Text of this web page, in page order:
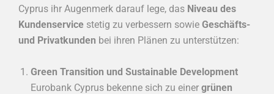
Cyprus ihr Augenmerk darauf lege, das Niveau des
Kundenservice stetig zu verbessern sowie Geschäfts-
und Privatkunden bei ihren Plänen zu unterstützen:
Green Transition und Sustainable Development
Eurobank Cyprus bekenne sich zu einer grünen